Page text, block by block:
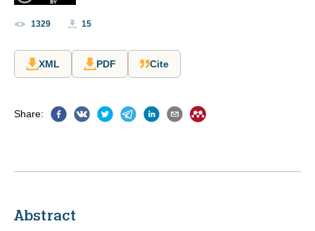
1329 15
XML PDF Cite
Share:
Abstract